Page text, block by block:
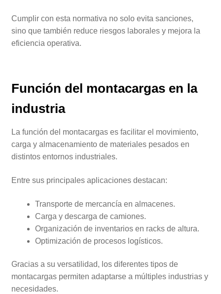
Cumplir con esta normativa no solo evita sanciones,
sino que también reduce riesgos laborales y mejora la
eficiencia operativa.
Función del montacargas en la
industria
La función del montacargas es facilitar el movimiento,
carga y almacenamiento de materiales pesados en
distintos entornos industriales.
Entre sus principales aplicaciones destacan:
Transporte de mercancía en almacenes.
Carga y descarga de camiones.
Organización de inventarios en racks de altura.
Optimización de procesos logísticos.
Gracias a su versatilidad, los diferentes tipos de
montacargas permiten adaptarse a múltiples industrias y
necesidades.